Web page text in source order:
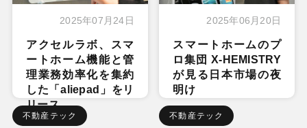
2025年07月24日
アクセルラボ、スマ
ートホーム機能と管
理業務効率化を集約
した「aliepad」をリ
リース
不動産テック
2025年06月20日
スマートホームのプ
ロ集団 X-HEMISTRY
が見る日本市場の夜
明け
不動産テック